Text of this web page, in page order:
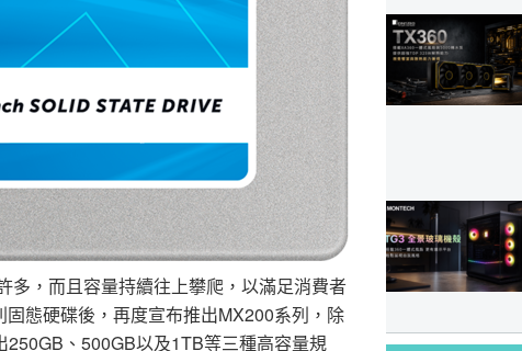
多，而且容量持續往上攀爬，以滿足消費者
態硬碟後，再度宣布推出MX200系列，除
、500GB以及1TB等三種高容量規